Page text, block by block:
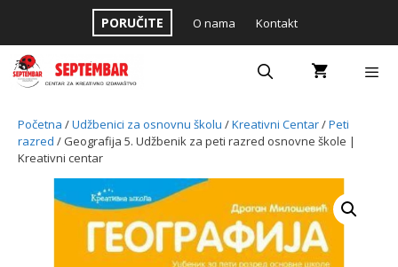
content
PORUČITE O nama Kontakt
Početna /Udžbenici za osnovnu školu /Kreativni Centar/Peti
razred / Geografija 5. Udžbenik za peti razred osnovne škole |
Kreativni centar